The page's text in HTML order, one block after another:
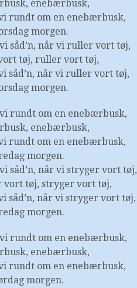
enebærbusk,
rundt om en enebærbusk,
morgen.
såd’n, når vi ruller vort tøj,
tøj, ruller vort tøj,
såd’n, når vi ruller vort tøj,
morgen.
vi rundt om en enebærbusk,
enebærbusk,
rundt om en enebærbusk,
morgen.
såd’n, når vi stryger vort tøj,
vort tøj, stryger vort tøj,
såd’n, når vi stryger vort tøj,
morgen.
vi rundt om en enebærbusk,
enebærbusk,
rundt om en enebærbusk,
morgen.